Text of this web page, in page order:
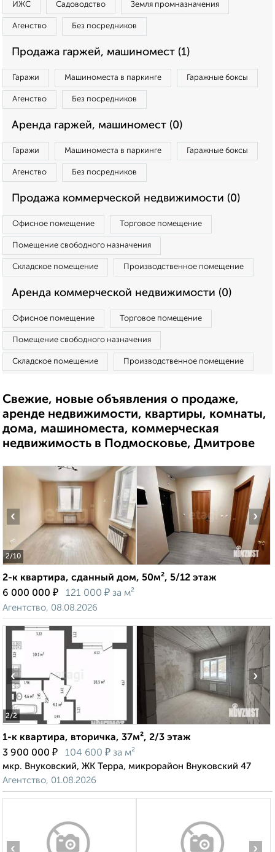
ИЖС Садоводство Земля промназначения
Агенство Без посредников
Продажа гаржей, машиномест (1)
Гаражи Машиноместа в паркинге Гаражные боксы
Агенство Без посредников
Аренда гаржей, машиномест (0)
Гаражи Машиноместа в паркинге Гаражные боксы
Агенство Без посредников
Продажа коммерческой недвижимости (0)
Офисное помещение Торговое помещение
Помещение свободного назначения
Складское помещение Производственное помещение
Аренда коммерческой недвижимости (0)
Офисное помещение Торговое помещение
Помещение свободного назначения
Складское помещение Производственное помещение
Свежие, новые объявления о продаже,
аренде недвижимости, квартиры, комнаты,
дома, машиноместа, коммерческая
недвижимость в Подмосковье, Дмитрове
2/10
‹ ›
2-к квартира, сданный дом, 50м², 5/12 этаж
6 000 000 ₽ 121 000 ₽ за м²
Агентство, 08.08.2026
2/2
‹ ›
1-к квартира, вторичка, 37м², 2/3 этаж
3 900 000 ₽ 104 600 ₽ за м²
мкр. Внуковский, ЖК Терра, микрорайон Внуковский 47
Агентство, 01.08.2026
‹ ›